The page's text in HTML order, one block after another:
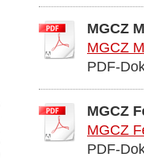
MGCZ
MGCZ
PDF-
MGCZ
MGCZ
PDF-